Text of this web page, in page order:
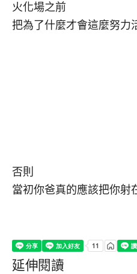
火化場之前
把為了什麼才會這麼努力
否則
當初你爸真的應該把你射
延伸閱讀